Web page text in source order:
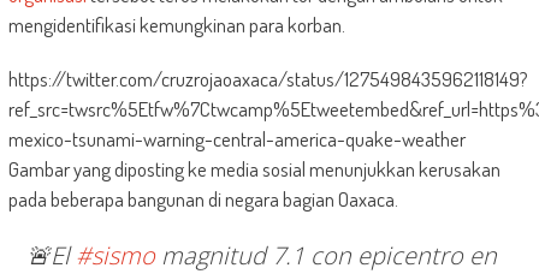
mengidentifikasi kemungkinan para korban.
https://twitter.com/cruzrojaoaxaca/status/1275498435962118149?
mexico-tsunami-warning-central-america-quake-weather
Gambar yang diposting ke media sosial menunjukkan kerusakan
pada beberapa bangunan di negara bagian Oaxaca.
🚨El#sismomagnitud 7.1 con epicentro en